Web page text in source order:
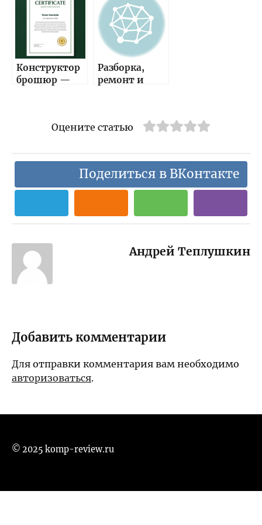
инструкция
для печати
документа из
Word и PDF в
виде книжки
1600 для
Windows 7, 8,
10, XP без
регистрации
Конструктор
брошюр —
создания
Разборка,
ремонт и
CM3530 MFP
Оцените статью
Поделиться в ВКонтакте
Андрей Теплушкин
Добавить комментарии
Для отправки комментария вам необходимо
авторизоваться.
© 2025 komp-review.ru